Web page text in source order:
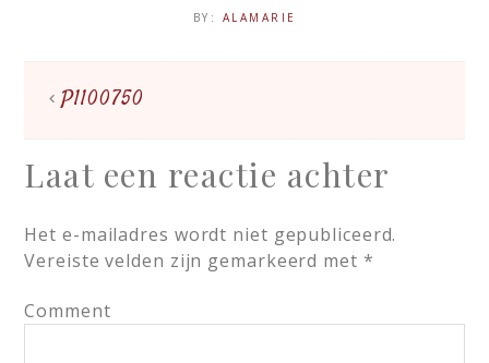
BY: ALAMARIE
P1100750
Laat een reactie achter
Het e-mailadres wordt niet gepubliceerd.
Vereiste velden zijn gemarkeerd met *
Comment